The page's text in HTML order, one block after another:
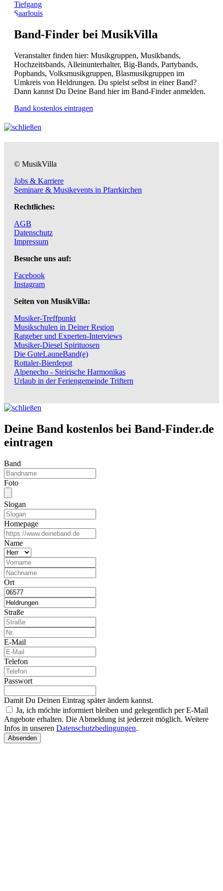
Tiefgang
Saarlouis
Band-Finder bei MusikVilla
Veranstalter finden hier: Musikgruppen, Musikbands,
Hochzeitsbands, Alleinunterhalter, Big-Bands, Partybands,
Popbands, Volksmusikgruppen, Blasmusikgruppen im
Umkreis von Heldrungen. Du spielst selbst in einer Band?
Dann kannst Du Deine Band hier im Band-Finder anmelden.
Band kostenlos eintragen
© MusikVilla
Jobs & Karriere
Seminare & Musikevents in Pfarrkirchen
Rechtliches:
AGB
Datenschutz
Impressum
Besuche uns auf:
Facebook
Instagram
Seiten von MusikVilla:
Musiker-Treffpunkt
Musikschulen in Deiner Region
Ratgeber und Experten-Interviews
Musiker-Diesel Spirituosen
Die GuteLauneBand(e)
Rottaler-Bierdepot
Alpenecho - Steirische Harmonikas
Urlaub in der Feriengemeinde Triftern
Deine Band kostenlos bei Band-Finder.de
eintragen
Band
Foto
Slogan
Homepage
Name
Ort
Straße
E-Mail
Telefon
Passwort
Damit Du Deinen Eintrag später ändern kannst.
Ja, ich möchte informiert bleiben und gelegentlich per E-Mail
Angebote erhalten. Die Abmeldung ist jederzeit möglich. Weitere
Infos in unseren Datenschutzbedingungen.
Absenden